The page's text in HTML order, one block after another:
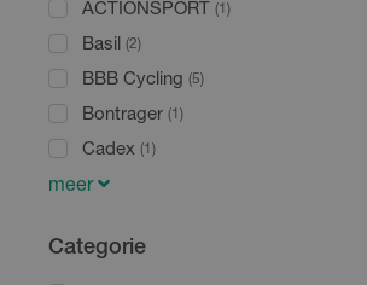
ACTIONSPORT (1)
Basil (2)
BBB Cycling (5)
Bontrager (1)
Cadex (1)
meer
Categorie